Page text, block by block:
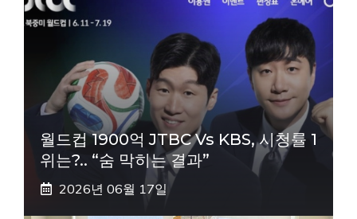
월드컵 1900억 JTBC Vs KBS, 시청률 1
위는?.. “숨 막히는 결과”
2026년 06월 17일